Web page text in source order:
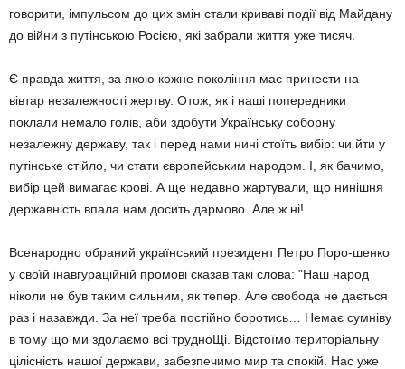
говорити, імпульсом до цих змін стали криваві події від Майдану
до війни з путінською Росією, які забрали життя уже тисяч.
Є правда життя, за якою кожне покоління має принести на
вівтар незалежності жертву. Отож, як і наші попередники
поклали немало голів, аби здобути Українську соборну
незалежну державу, так і перед нами нині стоїть вибір: чи йти у
путінське стійло, чи стати європейським народом. І, як бачимо,
вибір цей вимагає крові. А ще недавно жартували, що нинішня
державність впала нам досить дармово. Але ж ні!
Всенародно обраний український президент Петро Поро-шенко
у своїй інавгураційній промові сказав такі слова: "Наш народ
ніколи не був таким сильним, як тепер. Але свобода не дається
раз і назавжди. За неї треба постійно боротись… Немає сумніву
в тому що ми здолаємо всі трудноЩі. Відстоїмо територіальну
цілісність нашої держави, забезпечимо мир та спокій. Нас уже